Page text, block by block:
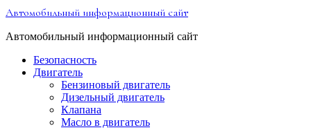
Перейти
содержимому
Автомобильный информационный сайт
Автомобильный информационный сайт
Безопасность
Двигатель
Бензиновый двигатель
Дизельный двигатель
Клапана
Масло в двигатель